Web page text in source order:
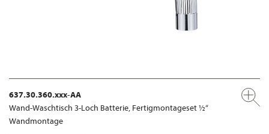
637.30.360.xxx-AA
Wand-Waschtisch 3-Loch Batterie, Fertigmontageset ½“
Wandmontage